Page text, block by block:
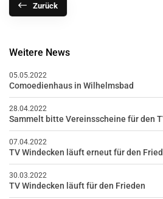
Zurück
Weitere News
05.05.2022
Comoedienhaus in Wilhelmsbad
28.04.2022
Sammelt bitte Vereinsscheine für den
07.04.2022
TV Windecken läuft erneut für den
30.03.2022
TV Windecken läuft für den Frieden